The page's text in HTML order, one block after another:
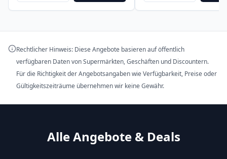
Rechtlicher Hinweis: Diese Angebote basieren auf öffentlich
verfügbaren Daten von Supermärkten, Geschäften und Discountern.
Für die Richtigkeit der Angebotsangaben wie Verfügbarkeit, Preise oder
Gültigkeitszeiträume übernehmen wir keine Gewähr.
Alle Angebote & Deals